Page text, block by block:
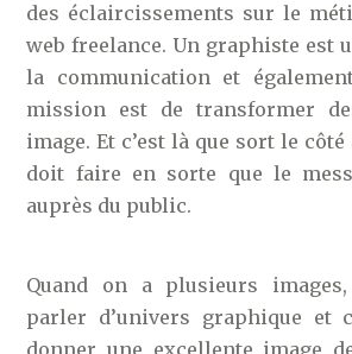
des éclaircissements sur le
web freelance. Un graphiste est
la communication et
mission est de transformer
image. Et c’est là que sort le
doit faire en sorte que le
auprès du public.
Quand on a plusieurs
parler d’univers graphique et